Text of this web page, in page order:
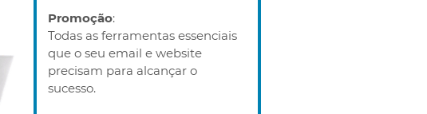
Promoção:
Todas as ferramentas essenciais
que o seu email e website
precisam para alcançar o
sucesso.